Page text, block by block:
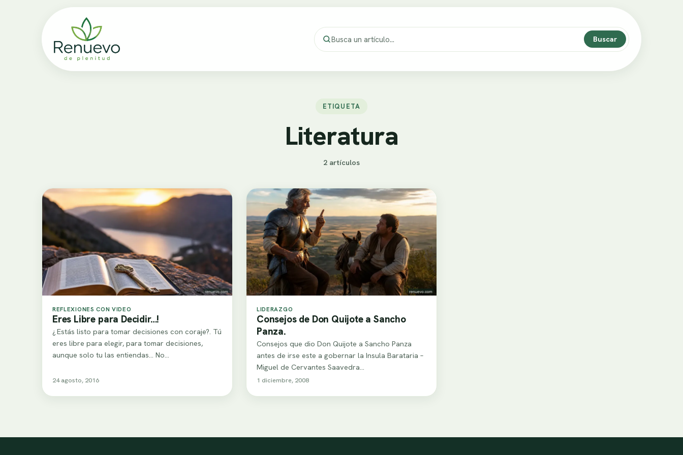
Buscar
ETIQUETA
Literatura
2 artículos
REFLEXIONES CON VIDEO
Eres Libre para Decidir…!
¿ Estás listo para tomar decisiones con coraje?. Tú
eres libre para elegir, para tomar decisiones,
aunque solo tu las entiendas… No…
24 agosto, 2016
LIDERAZGO
Consejos de Don Quijote a Sancho
Panza.
Consejos que dio Don Quijote a Sancho Panza
antes de irse este a gobernar la Insula Barataria –
Miguel de Cervantes Saavedra…
1 diciembre, 2008